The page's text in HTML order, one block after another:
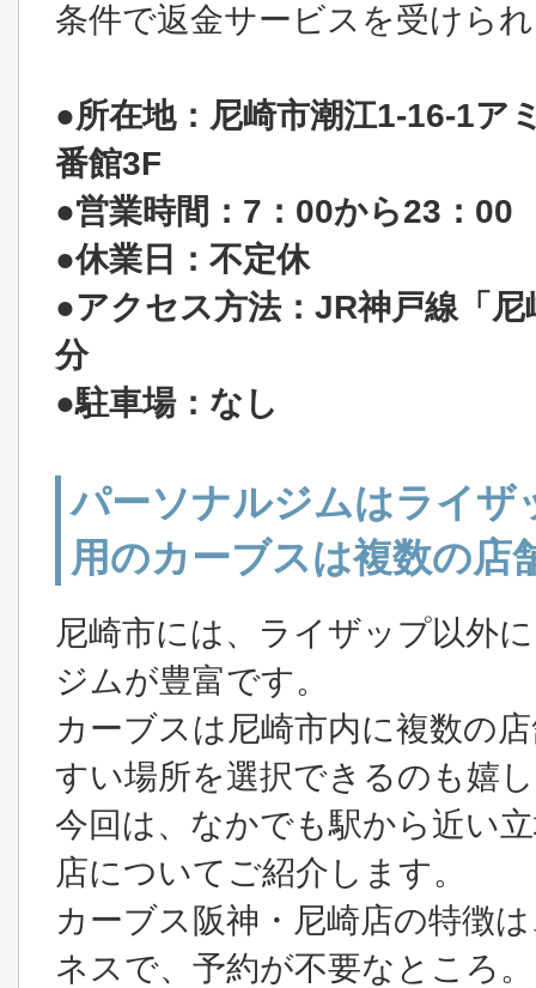
条件で返金サービスを受けら
●所在地：尼崎市潮江1-16-1ア
番館3F
●営業時間：7：00から23：00
●休業日：不定休
●アクセス方法：JR神戸線「
分
●駐車場：なし
パーソナルジムはライザ
用のカーブスは複数の店
尼崎市には、ライザップ以外
ジムが豊富です。
カーブスは尼崎市内に複数の
すい場所を選択できるのも嬉
今回は、なかでも駅から近い
店についてご紹介します。
カーブス阪神・尼崎店の特徴
ネスで、予約が不要なところ。